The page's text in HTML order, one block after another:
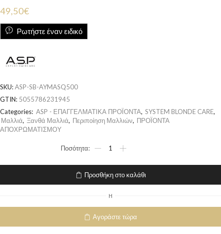
49,50€
Ρωτήστε έναν ειδικό
SKU:ASP-SB-AYMASQ500
GTIN: 5055786231945
Categories: ASP - ΕΠΑΓΓΕΛΜΑΤΙΚΑ ΠΡΟΪΟΝΤΑ, SYSTEM BLONDE CARE,
Μαλλιά, Ξανθά Μαλλιά, Περιποίηση Μαλλιών, ΠΡΟΪΟΝΤΑ
ΑΠΟΧΡΩΜΑΤΙΣΜΟΥ
Προσθήκη στο καλάθι
H
Αγοράστε τώρα